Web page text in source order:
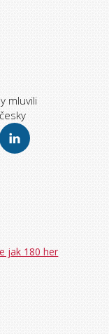
mluvili
jak 180 her